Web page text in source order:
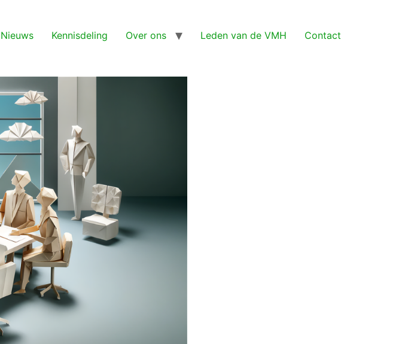
Nieuws Kennisdeling Over ons Leden van de VMH Contact